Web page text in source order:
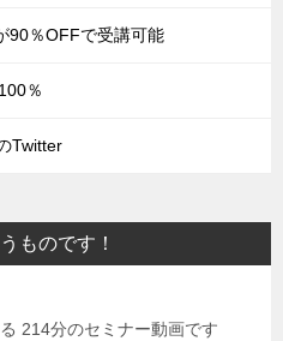
90％OFFで受講可能
％
Twitter
ものです！
214分のセミナー動画です